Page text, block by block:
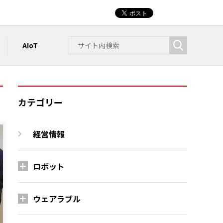
AIoT
カテゴリー
経営情報
ロボット
ウェアラブル